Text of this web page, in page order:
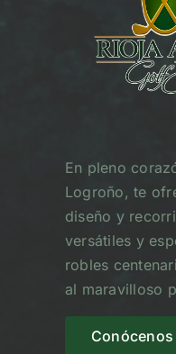
En pleno
Logroño, te
diseño y
versátiles y
robles
al maravilloso
Conócenos